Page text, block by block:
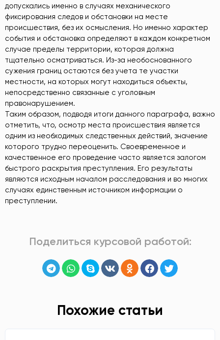
допускались именно в случаях механического
фиксирования следов и обстановки на месте
происшествия, без их осмысления. Но именно характер
события и обстановка определяют в каждом конкретном
случае пределы территории, которая должна
тщательно осматриваться. Из-за необоснованного
сужения границ остаются без учета те участки
местности, на которых могут находиться объекты,
непосредственно связанные с уголовным
правонарушением.
Таким образом, подводя итоги данного параграфа, важно
отметить, что, осмотр места происшествия является
одним из необходимых следственных действий, значение
которого трудно переоценить. Своевременное и
качественное его проведение часто является залогом
быстрого раскрытия преступления. Его результаты
являются исходным началом расследования и во многих
случаях единственным источником информации о
преступлении.
Поделиться курсовой работой:
Похожие статьи